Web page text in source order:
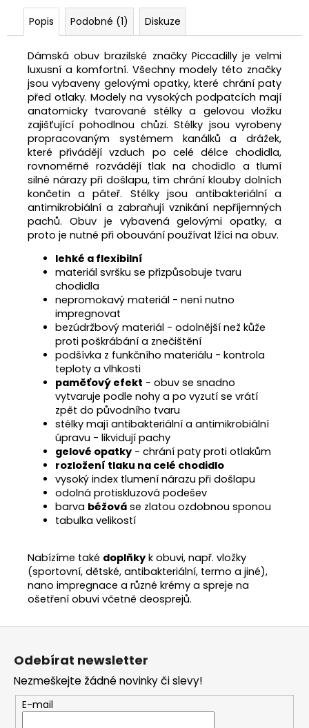
Popis Podobné (1) Diskuze
Dámská obuv brazilské značky Piccadilly je velmi
luxusní a komfortní. Všechny modely této značky
jsou vybaveny gelovými opatky, které chrání paty
před otlaky. Modely na vysokých podpatcích mají
anatomicky tvarované stélky a gelovou vložku
zajišťující pohodlnou chůzi. Stélky jsou vyrobeny
propracovaným systémem kanálků a drážek,
které přivádějí vzduch po celé délce chodidla,
rovnoměrně rozvádějí tlak na chodidlo a tlumí
silné nárazy při došlapu, tím chrání klouby dolních
končetin a páteř. Stélky jsou antibakteriální a
antimikrobiální a zabraňují vznikání nepříjemných
pachů. Obuv je vybavená gelovými opatky, a
proto je nutné při obouvání používat lžíci na obuv.
lehké a flexibilní
materiál svršku se přizpůsobuje tvaru
chodidla
nepromokavý materiál - není nutno
impregnovat
bezúdržbový materiál - odolnější než kůže
proti poškrábání a znečištění
podšívka z funkčního materiálu - kontrola
teploty a vlhkosti
paměťový efekt - obuv se snadno
vytvaruje podle nohy a po vyzutí se vrátí
zpět do původního tvaru
stélky mají antibakteriální a antimikrobiální
úpravu - likvidují pachy
gelové opatky - chrání paty proti otlakům
rozložení tlaku na celé chodidlo
vysoký index tlumení nárazu při došlapu
odolná protiskluzová podešev
barva béžová se zlatou ozdobnou sponou
tabulka velikostí
Nabízíme také doplňky k obuvi, např. vložky
(sportovní, dětské, antibakteriální, termo a jiné),
nano impregnace a různé krémy a spreje na
ošetření obuvi včetně deosprejů.
Kč
Původně:
1
Z
Odebírat newsletter
Nezmeškejte žádné novinky či slevy!
E-mail